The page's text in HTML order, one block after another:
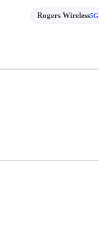
Rogers Wireless5G